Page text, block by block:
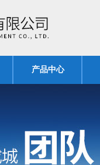
产品中心